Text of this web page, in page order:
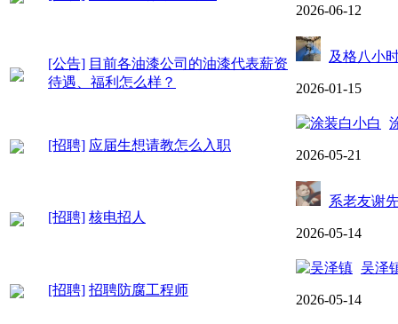
2026-06-12
[公告] 目前各油漆公司的油漆代表薪资
待遇、福利怎么样？
及格八小
2026-01-15
[招聘] 应届生想请教怎么入职
2026-05-21
[招聘] 核电招人
系老友谢
2026-05-14
[招聘] 招聘防腐工程师
吴泽
2026-05-14